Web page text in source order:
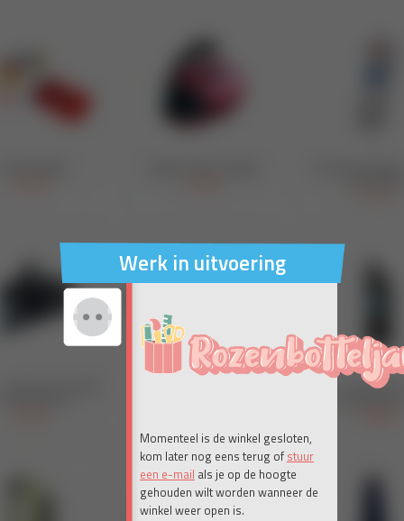
Werk in uitvoering
Momenteel is de winkel gesloten,
kom later nog eens terug of stuur
een e-mail als je op de hoogte
gehouden wilt worden wanneer de
winkel weer open is.